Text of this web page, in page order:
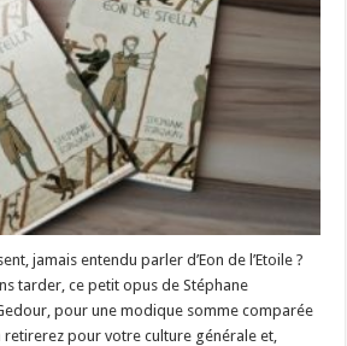
jamais entendu parler d’Eon de l’Etoile ?
tarder, ce petit opus de Stéphane
pour une modique somme comparée
retirerez pour votre culture générale et,